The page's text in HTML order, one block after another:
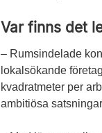
Var finns det
– Rumsindelade
lokalsökande
kvadratmeter per
ambitiösa